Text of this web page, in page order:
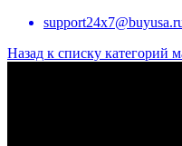
Назад к списку категорий